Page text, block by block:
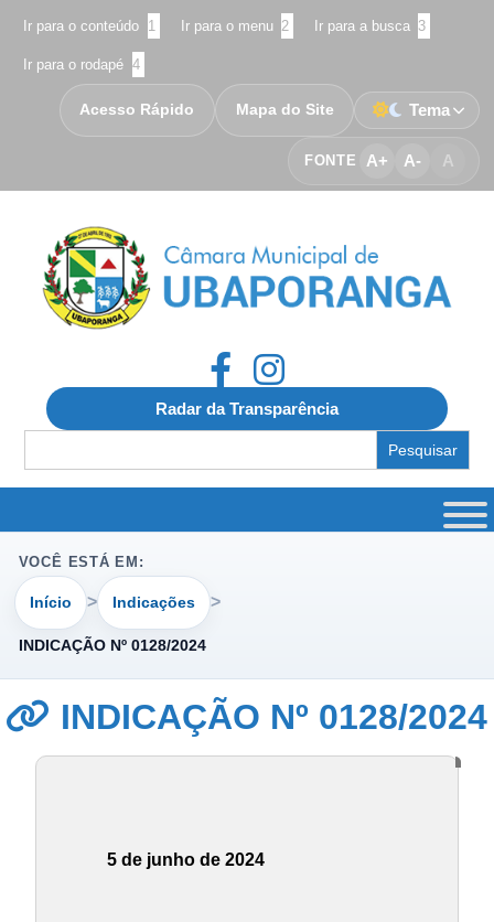
Ir para o conteúdo 1 Ir para o menu 2 Ir para a busca 3
Ir para o rodapé 4
FONTE A+ A- A
Acesso Rápido Mapa do Site Tema
Radar da Transparência
for:
VOCÊ ESTÁ EM:
Início Indicações
INDICAÇÃO Nº 0128/2024
INDICAÇÃO Nº 0128/2024
5 de junho de 2024